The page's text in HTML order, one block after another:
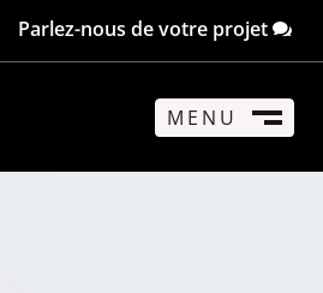
Parlez-nous de votre projet
MENU